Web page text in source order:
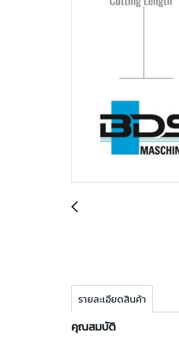
รายละเอียดสินค้า
คุณสมบัติ